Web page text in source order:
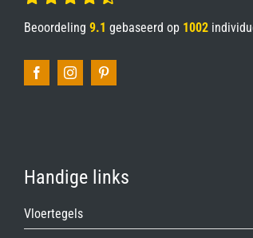
Beoordeling 9.1 gebaseerd op 1002
Handige links
Vloertegels